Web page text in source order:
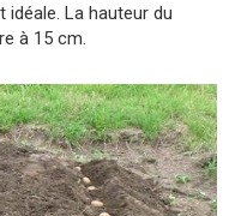
La hauteur du
à 15 cm.